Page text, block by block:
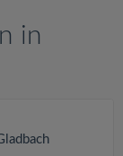
in